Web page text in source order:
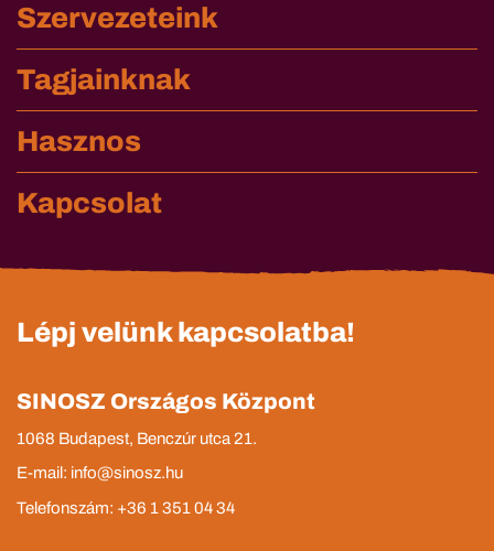
Szervezeteink
Tagjainknak
Hasznos
Kapcsolat
Lépj velünk kapcsolatba!
SINOSZ Országos Központ
1068 Budapest, Benczúr utca 21.
E-mail: info@sinosz.hu
Telefonszám: +36 1 351 04 34